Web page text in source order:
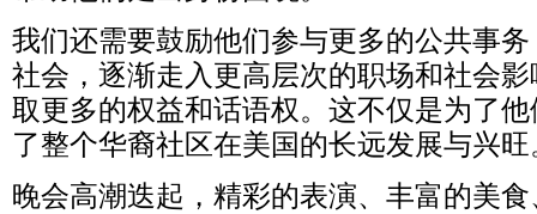
我们还需要鼓励他们参与更多的公共事
社会，逐渐走入更高层次的职场和社会
取更多的权益和话语权。这不仅是为了
了整个华裔社区在美国的长远发展与兴旺
晚会高潮迭起，精彩的表演、丰富的美